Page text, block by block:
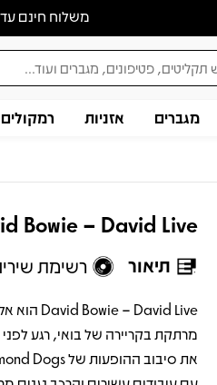
משלוח חינם עד
מגברים אזניות רמקולים
Bowie – David Live
תיאור רשימת
מרתקת בקריירה של בואי, רגע